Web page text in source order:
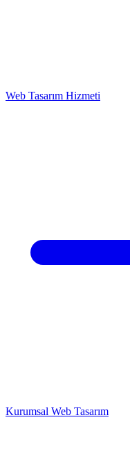
Web Tasarım Hizmeti
Kurumsal Web Tasarım